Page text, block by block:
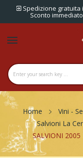
Spedizione gratuita
Sconto
Home Vini -
Salvioni La
SALVIONI